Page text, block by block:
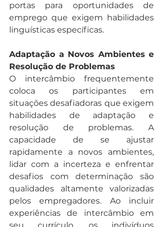
portas para oportunidades de
emprego que exigem habilidades
linguísticas específicas.
Adaptação a Novos Ambientes e
Resolução de Problemas
O intercâmbio frequentemente
coloca os participantes em
situações desafiadoras que exigem
habilidades de adaptação e
resolução de problemas. A
capacidade de se ajustar
rapidamente a novos ambientes,
lidar com a incerteza e enfrentar
desafios com determinação são
qualidades altamente valorizadas
pelos empregadores. Ao incluir
experiências de intercâmbio em